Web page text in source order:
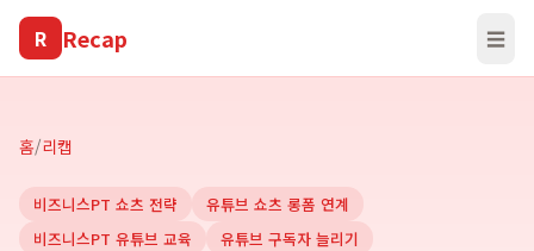
R Recap ☰
홈/리캡
비즈니스PT 쇼츠 전략
유튜브 쇼츠 롱폼 연계
비즈니스PT 유튜브 교육
유튜브 구독자 늘리기